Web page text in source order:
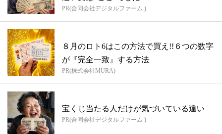
PR(合同会社デジタルファーム )
８月のロト6はこの方法で買え!!６つの数字
が『完全一致』する方法
PR(株式会社MURA)
宝くじ当たる人だけが気づいている違い
PR(合同会社デジタルファーム )